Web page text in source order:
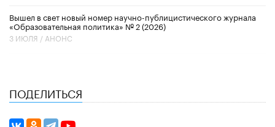
Вышел в свет новый номер научно-публицистического журнала
«Образовательная политика» № 2 (2026)
3 ИЮЛЯ / АНОНС
ПОДЕЛИТЬСЯ